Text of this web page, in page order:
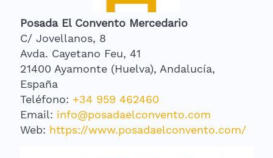
Posada El Convento Mercedario
C/ Jovellanos, 8
Avda. Cayetano Feu, 41
21400 Ayamonte (Huelva), Andalucía,
España
Teléfono: +34 959 462460
Email: info@posadaelconvento.com
Web: https://www.posadaelconvento.com/